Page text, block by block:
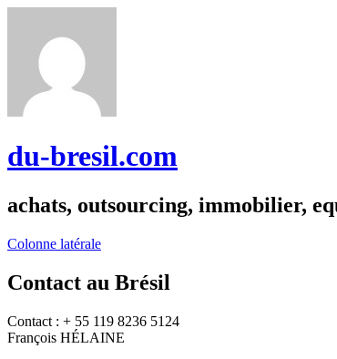
du-bresil.com
achats, outsourcing, immobilier,
Colonne latérale
Contact au Brésil
Contact : + 55 119 8236 5124
François HÉLAINE